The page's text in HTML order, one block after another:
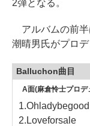
2弾となる。
アルバムの前半
潮晴男氏がプロデ
Balluchon曲目
A面(麻倉怜士プロ
1.Ohladybegood
2.Loveforsale